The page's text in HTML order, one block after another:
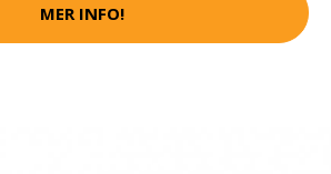
MER INFO!